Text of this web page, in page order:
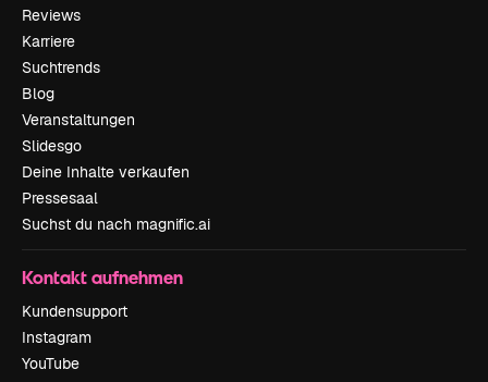
Reviews
Karriere
Suchtrends
Blog
Veranstaltungen
Slidesgo
Deine Inhalte verkaufen
Pressesaal
Suchst du nach magnific.ai
Kontakt aufnehmen
Kundensupport
Instagram
YouTube